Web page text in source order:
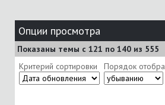
Опции просмотра
Показаны темы с 121 по 140 из 555
Критерий сортировки
Порядок